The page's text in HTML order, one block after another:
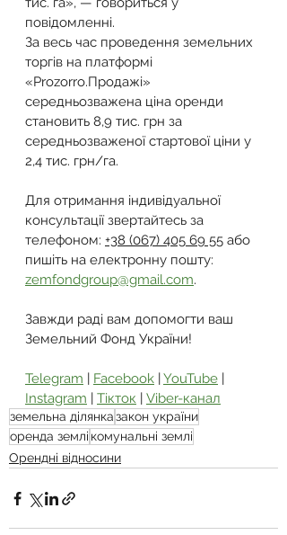
повідомленні.
За весь час проведення земельних
торгів на платформі
«Prozorro.Продажі»
середньозважена ціна оренди
становить 8,9 тис. грн за
середньозваженої стартової ціни у
2,4 тис. грн/га.
Для отримання індивідуальної
консультації звертайтесь за
телефоном: +38 (067) 405 69 55 або
пишіть на електронну пошту:
zemfondgroup@gmail.com.
Завжди раді вам допомогти ваш
Земельний Фонд України!
Telegram | Facebook | YouTube |
Instagram | Тікток | Viber-канал
земельна ділянказакон україни
оренда землі комунальні землі
Орендні відносини